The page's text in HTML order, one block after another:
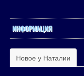
ИНФОРМАЦИЯ
Новое у Наталии